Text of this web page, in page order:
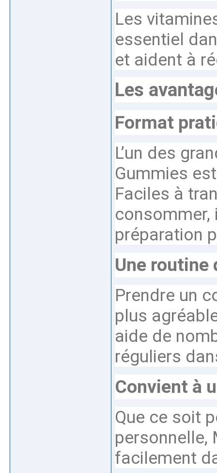
Les
essentiel
et aident à
Les
Format
L’un des
Gummies
Faciles à
consommer,
préparation
Une
Prendre un
plus
aide de
réguliers
Convient à
Que ce soit
personnelle,
facilement